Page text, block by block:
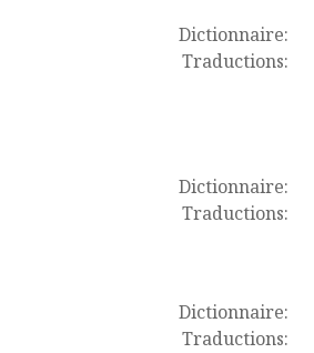
Dictionnaire:
Traductions:
Dictionnaire:
Traductions:
Dictionnaire:
Traductions: